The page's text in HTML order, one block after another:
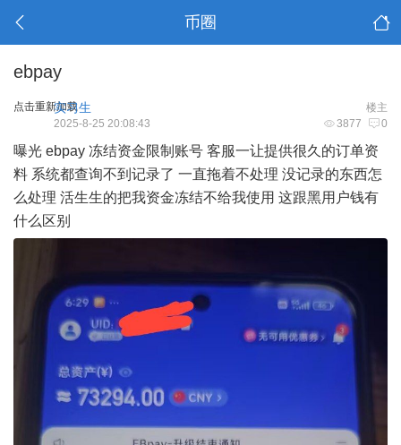
币圈
ebpay
点击重新加载 楼主
实习生
3877 0
2025-8-25 20:08:43
曝光 ebpay 冻结资金限制账号 客服一让提供很久的订单资
料 系统都查询不到记录了 一直拖着不处理 没记录的东西怎
么处理 活生生的把我资金冻结不给我使用 这跟黑用户钱有
什么区别